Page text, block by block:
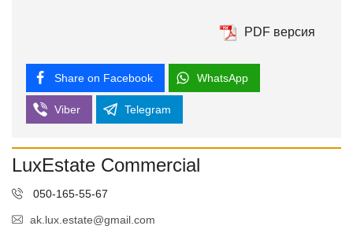
PDF версия
Share on Facebook WhatsApp
Viber Telegram
LuxEstate Commercial
050-165-55-67
ak.lux.estate@gmail.com